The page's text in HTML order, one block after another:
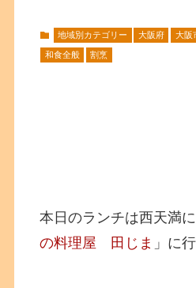
地域別カテゴリー 大阪府 大阪
和食全般 割烹
本日のランチは西天満
の料理屋 田じま 」に